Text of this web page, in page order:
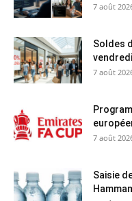
7 août
Soldes
7 août
7 août
Saisie